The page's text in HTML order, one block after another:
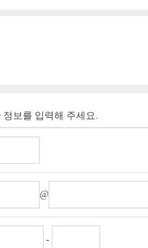
보를 입력해 주세요.
@
-